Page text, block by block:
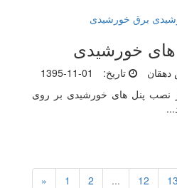
های خورشیدی
تاریخ:
1395-11-01
نصب پنل های خورشیدی بر روی
« 1 2 ... 12 13